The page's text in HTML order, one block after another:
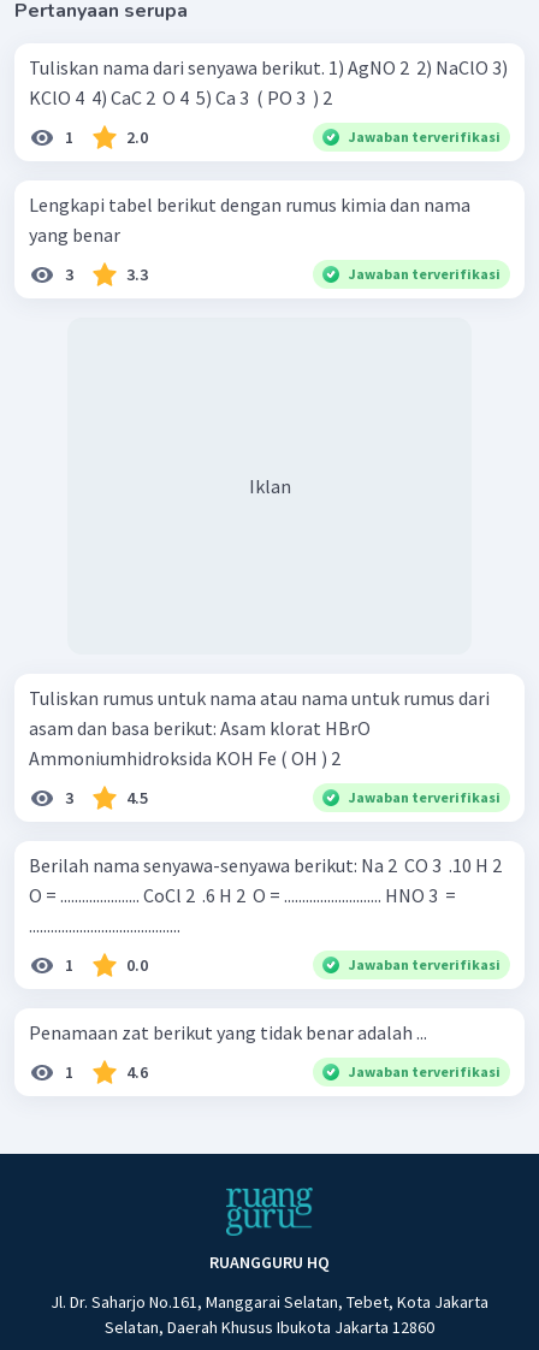
Pertanyaan serupa
Tuliskan nama dari senyawa berikut. 1) AgNO 2 ​ 2) NaClO 3)
KClO 4 ​ 4) CaC 2 ​ O 4 ​ 5) Ca 3 ​ ( PO 3 ​ ) 2 ​
1 2.0 Jawaban terverifikasi
Lengkapi tabel berikut dengan rumus kimia dan nama
yang benar
3 3.3 Jawaban terverifikasi
Iklan
Tuliskan rumus untuk nama atau nama untuk rumus dari
asam dan basa berikut: Asam klorat HBrO
Ammoniumhidroksida KOH Fe ( OH ) 2 ​
3 4.5 Jawaban terverifikasi
Berilah nama senyawa-senyawa berikut: Na 2 ​ CO 3 ​ .10 H 2 ​
O = ...................... CoCl 2 ​ .6 H 2 ​ O = ........................... HNO 3 ​ =
..........................................
1 0.0 Jawaban terverifikasi
Penamaan zat berikut yang tidak benar adalah ...
1 4.6 Jawaban terverifikasi
RUANGGURU HQ
Jl. Dr. Saharjo No.161, Manggarai Selatan, Tebet, Kota Jakarta
Selatan, Daerah Khusus Ibukota Jakarta 12860